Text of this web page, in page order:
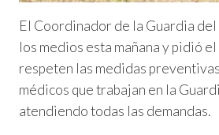
El Coordinador de la Guardia
los medios esta mañana y pidió
respeten las medidas
médicos que trabajan en la
atendiendo todas las demandas.